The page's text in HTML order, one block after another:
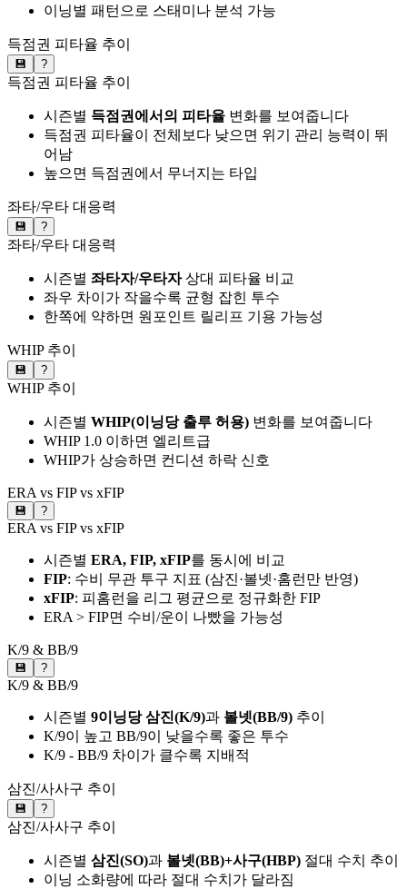
이닝별 패턴으로 스태미나 분석 가능
득점권 피타율 추이
💾 ?
득점권 피타율 추이
시즌별 득점권에서의 피타율 변화를 보여줍니다
득점권 피타율이 전체보다 낮으면 위기 관리 능력이 뛰
어남
높으면 득점권에서 무너지는 타입
좌타/우타 대응력
💾 ?
좌타/우타 대응력
시즌별 좌타자/우타자상대 피타율 비교
좌우 차이가 작을수록 균형 잡힌 투수
한쪽에 약하면 원포인트 릴리프 기용 가능성
WHIP 추이
💾 ?
WHIP 추이
시즌별 WHIP(이닝당 출루 허용) 변화를 보여줍니다
WHIP 1.0 이하면 엘리트급
WHIP가 상승하면 컨디션 하락 신호
ERA vs FIP vs xFIP
💾 ?
ERA vs FIP vs xFIP
시즌별 ERA, FIP, xFIP를 동시에 비교
FIP: 수비 무관 투구 지표 (삼진·볼넷·홈런만 반영)
xFIP: 피홈런을 리그 평균으로 정규화한 FIP
ERA > FIP면 수비/운이 나빴을 가능성
K/9 & BB/9
💾 ?
K/9 & BB/9
시즌별 9이닝당 삼진(K/9)과 볼넷(BB/9) 추이
K/9이 높고 BB/9이 낮을수록 좋은 투수
K/9 - BB/9 차이가 클수록 지배적
삼진/사사구 추이
💾 ?
삼진/사사구 추이
시즌별 삼진(SO)과 볼넷(BB)+사구(HBP) 절대 수치 추이
이닝 소화량에 따라 절대 수치가 달라짐